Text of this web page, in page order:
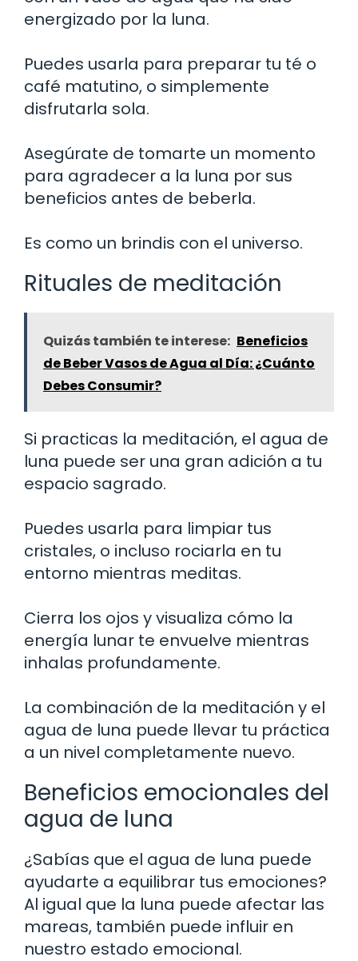
energizado por la luna.
Puedes usarla para preparar tu té o
café matutino, o simplemente
disfrutarla sola.
Asegúrate de tomarte un momento
para agradecer a la luna por sus
beneficios antes de beberla.
Es como un brindis con el universo.
Rituales de meditación
Quizás también te interese: Beneficios
de Beber Vasos de Agua al Día: ¿Cuánto
Debes Consumir?
Si practicas la meditación, el agua de
luna puede ser una gran adición a tu
espacio sagrado.
Puedes usarla para limpiar tus
cristales, o incluso rociarla en tu
entorno mientras meditas.
Cierra los ojos y visualiza cómo la
energía lunar te envuelve mientras
inhalas profundamente.
La combinación de la meditación y el
agua de luna puede llevar tu práctica
a un nivel completamente nuevo.
Beneficios emocionales del
agua de luna
¿Sabías que el agua de luna puede
ayudarte a equilibrar tus emociones?
Al igual que la luna puede afectar las
mareas, también puede influir en
nuestro estado emocional.